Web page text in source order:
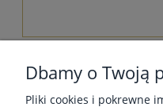
Dbamy o Twoją
Pliki cookies i pokrewne